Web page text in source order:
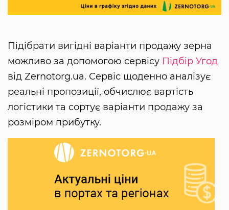
Підібрати вигідні варіанти продажу зерна
можливо за допомогою сервісу Підбір Угод
від Zernotorg.ua. Сервіс щоденно аналізує
реальні пропозиції, обчислює вартість
логістики та сортує варіанти продажу за
розміром прибутку.